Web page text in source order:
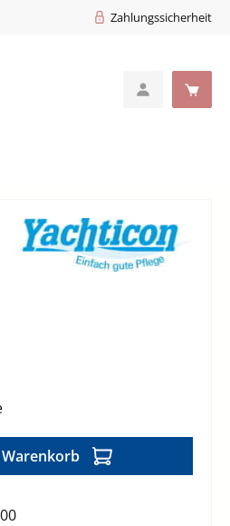
Zahlungssicherheit
ein oder benutze die